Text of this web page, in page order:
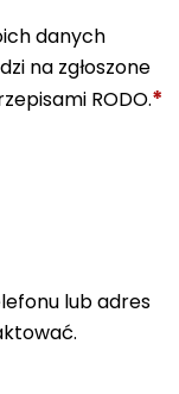
danych
na zgłoszone
RODO.*
lub adres